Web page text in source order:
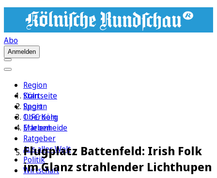
Abo
Anmelden
Region
Köln
Sport
1. FC Köln
Erleben
Ratgeber
Aus aller Welt
Politik
Wirtschaft
Startseite
Region
Oberberg
Marienheide
Flugplatz Battenfeld: Irish Folk
im Glanz strahlender Lichthupen